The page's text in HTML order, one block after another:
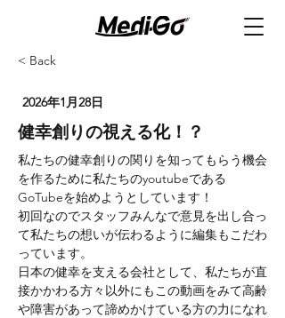
< Back
2026年1月28日
健幸創りの視える化！？
私たちの健幸創りの関りを知ってもらう機会
を作るために私たちのyoutubeである
GoTubeを始めようとしています！
初回なのでスタッフみんなで意見を出し合っ
て私たちの想いが伝わるように編集もこだわ
っています。
日本の健幸を支える会社として、私たちが直
接かかわる方々以外にもこの動画をみて高齢
や障害があって諦めかけている方の力になれ